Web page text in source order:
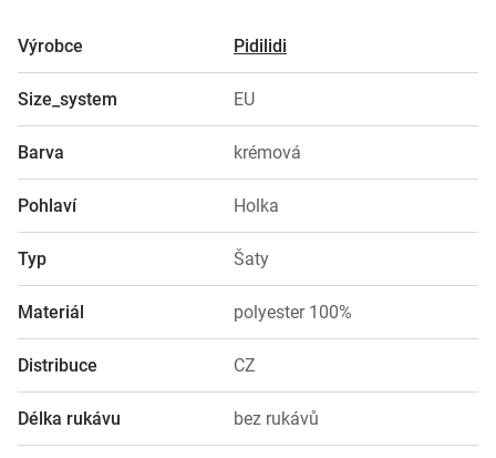
Výrobce Pidilidi
Size_system EU
Barva krémová
Pohlaví Holka
Typ Šaty
Materiál polyester 100%
Distribuce CZ
Délka rukávu bez rukávů